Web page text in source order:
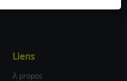
Liens
À propos